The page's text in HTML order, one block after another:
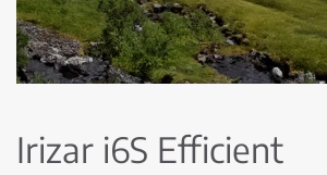
Irizar i6S Efficient